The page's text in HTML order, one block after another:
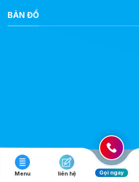
BẢN ĐỒ
Menu liên hệ Gọi ngay